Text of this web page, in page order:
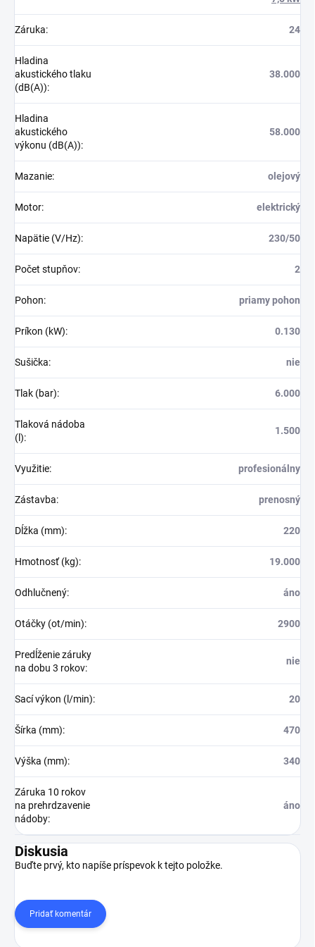
Záruka: 24
Hladina
akustického tlaku
(dB(A)):
38.000
Hladina
akustického
výkonu (dB(A)):
58.000
Mazanie: olejový
Motor: elektrický
Napätie (V/Hz): 230/50
Počet stupňov: 2
Pohon: priamy pohon
Príkon (kW): 0.130
Sušička: nie
Tlak (bar): 6.000
Tlaková nádoba
(l):
1.500
Využitie: profesionálny
Zástavba: prenosný
Dĺžka (mm): 220
Hmotnosť (kg): 19.000
Odhlučnený: áno
Otáčky (ot/min): 2900
Predĺženie záruky
na dobu 3 rokov:
nie
Sací výkon (l/min): 20
Šírka (mm): 470
Výška (mm): 340
Záruka 10 rokov
na prehrdzavenie
nádoby:
áno
Diskusia
Buďte prvý, kto napíše príspevok k tejto položke.
Pridať komentár